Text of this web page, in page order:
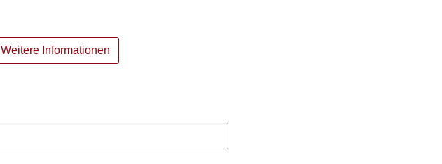
Weitere Informationen